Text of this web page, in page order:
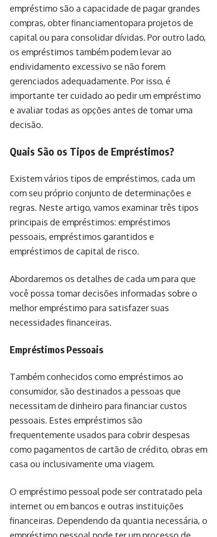
empréstimo são a capacidade de pagar grandes
compras, obter financiamentopara projetos de
capital ou para consolidar dívidas. Por outro lado,
os empréstimos também podem levar ao
endividamento excessivo se não forem
gerenciados adequadamente. Por isso, é
importante ter cuidado ao pedir um empréstimo
e avaliar todas as opções antes de tomar uma
decisão.
Quais São os Tipos de Empréstimos?
Existem vários tipos de empréstimos, cada um
com seu próprio conjunto de determinações e
regras. Neste artigo, vamos examinar três tipos
principais de empréstimos: empréstimos
pessoais, empréstimos garantidos e
empréstimos de capital de risco.
Abordaremos os detalhes de cada um para que
você possa tomar decisões informadas sobre o
melhor empréstimo para satisfazer suas
necessidades financeiras.
Empréstimos Pessoais
Também conhecidos como empréstimos ao
consumidor, são destinados a pessoas que
necessitam de dinheiro para financiar custos
pessoais. Estes empréstimos são
frequentemente usados ​​para cobrir despesas
como pagamentos de cartão de crédito, obras em
casa ou inclusivamente uma viagem.
O empréstimo pessoal pode ser contratado pela
internet ou em bancos e outras instituições
financeiras. Dependendo da quantia necessária, o